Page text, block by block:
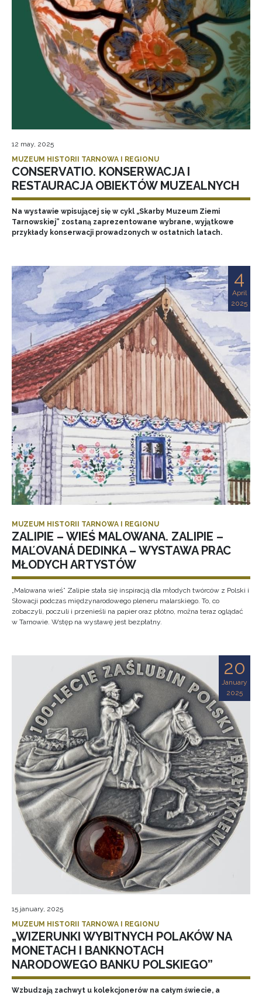
12 may, 2025
MUZEUM HISTORII TARNOWA I REGIONU
CONSERVATIO. KONSERWACJA I
RESTAURACJA OBIEKTÓW MUZEALNYCH
Na wystawie wpisującej się w cykl „Skarby Muzeum Ziemi
Tarnowskiej” zostaną zaprezentowane wybrane, wyjątkowe
przykłady konserwacji prowadzonych w ostatnich latach.
4
April
2025
MUZEUM HISTORII TARNOWA I REGIONU
ZALIPIE – WIEŚ MALOWANA. ZALIPIE –
MAĽOVANÁ DEDINKA – WYSTAWA PRAC
MŁODYCH ARTYSTÓW
„Malowana wieś” Zalipie stała się inspiracją dla młodych twórców z Polski i
Słowacji podczas międzynarodowego pleneru malarskiego. To, co
zobaczyli, poczuli i przenieśli na papier oraz płótno, można teraz oglądać
w Tarnowie. Wstęp na wystawę jest bezpłatny.
20
January
2025
15 january, 2025
MUZEUM HISTORII TARNOWA I REGIONU
„WIZERUNKI WYBITNYCH POLAKÓW NA
MONETACH I BANKNOTACH
NARODOWEGO BANKU POLSKIEGO”
Wzbudzają zachwyt u kolekcjonerów na całym świecie, a